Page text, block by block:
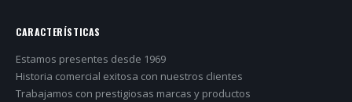
CARACTERÍSTICAS
Estamos presentes desde 1969
Historia comercial exitosa con nuestros clientes
Trabajamos con prestigiosas marcas y productos